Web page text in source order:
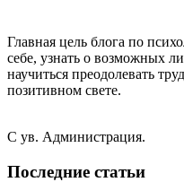
Главная цель блога по
себе, узнать о возможных
научиться преодолевать
позитивном свете.
С ув. Администрация.
Последние статьи